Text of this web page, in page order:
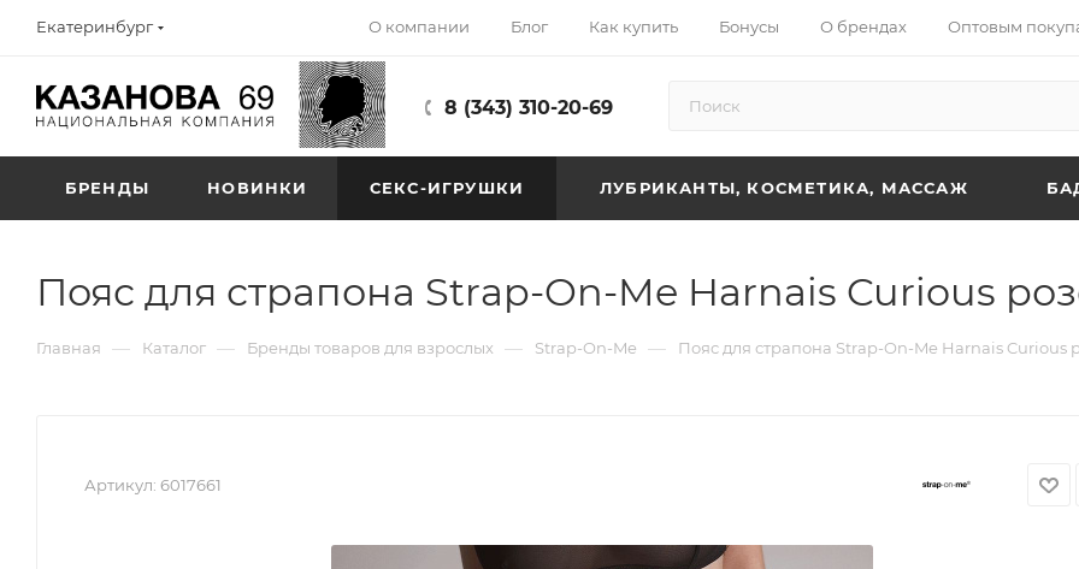
Екатеринбург О компании Блог Как купить Бонусы О брендах Оптовым
8 (343) 310-20-69
БРЕНДЫ НОВИНКИ СЕКС-ИГРУШКИ ЛУБРИКАНТЫ, КОСМЕТИКА, МАССАЖ
Пояс для страпона Strap-On-Me Harnais Curious
Главная — Каталог — Бренды товаров для взрослых — Strap-On-Me — Пояс для страпона Strap-On-Me Harnais Curious
Артикул: 6017661